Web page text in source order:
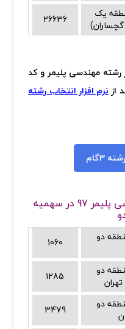
یک
26636
رشته مهندسی پلیمر و کد
ازنرم افزار انتخاب رشته
3گام
جدول رتبه های قبولی مهندسی پلیمر 97 در سهمیه
دو
1060
دو
1285
دو
3479